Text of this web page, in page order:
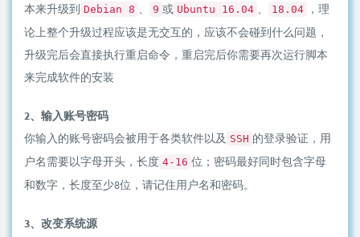
本来升级到 Debian 8 、 9 或 Ubuntu 16.04 、 18.04
，理
论上整个升级过程应该是无交互的，应该不会碰到什么问题，
升级完后会直接执行重启命令，重启完后你需要再次运行脚本
来完成软件的安装
2、输入账号密码
你输入的账号密码会被用于各类软件以及 SSH 的登录验证，用
户名需要以字母开头，长度 4-16 位；密码最好同时包含字母
和数字，长度至少8位，请记住用户名和密码。
3、改变系统源